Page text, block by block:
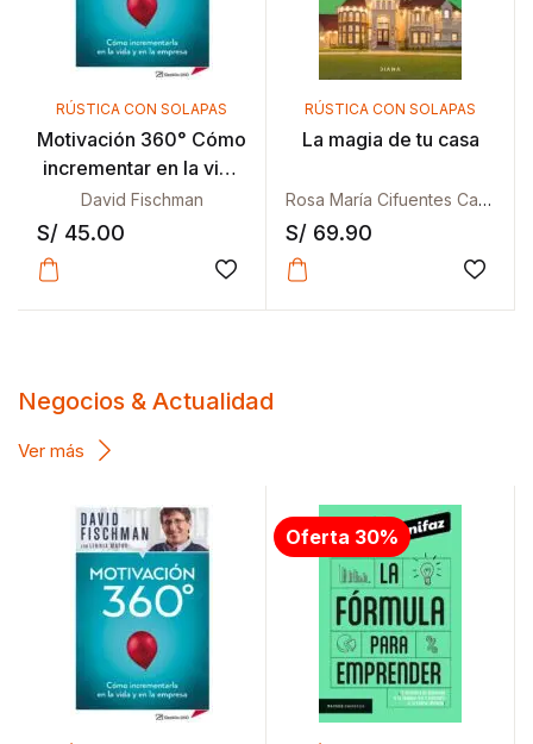
RÚSTICA CON SOLAPAS
Motivación 360° Cómo
incrementar en la vida
y en la empresa
David Fischman
S/ 45.00
Añadir a la lista de deseos
RÚSTICA CON SOLAPAS
La magia de tu casa
Rosa María Cifuentes Castañeda
S/ 69.90
Negocios & Actualidad
Ver más
Oferta 30%